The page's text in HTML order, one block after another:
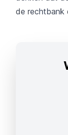
de rechtbank